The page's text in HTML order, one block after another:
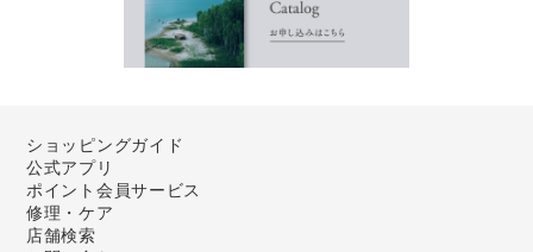
ショッピングガイド
公式アプリ
ポイント会員サービス
修理・ケア
店舗検索